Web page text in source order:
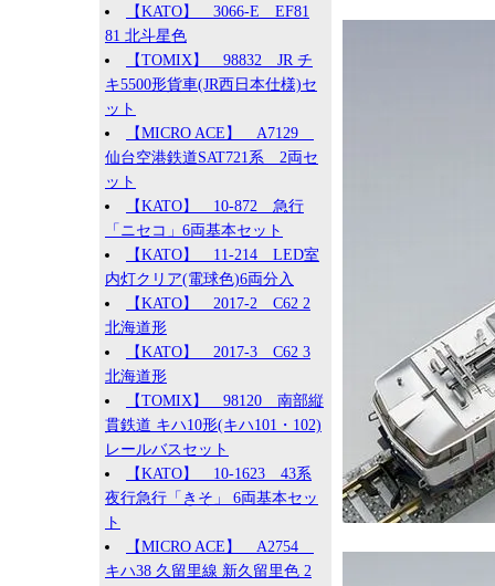
【KATO】 3066-E EF81
81 北斗星色
【TOMIX】 98832 JR チ
キ5500形貨車(JR西日本仕様)セ
ット
【MICRO ACE】 A7129
仙台空港鉄道SAT721系 2両セ
ット
【KATO】 10-872 急行
「ニセコ」6両基本セット
【KATO】 11-214 LED室
内灯クリア(電球色)6両分入
【KATO】 2017-2 C62 2
北海道形
【KATO】 2017-3 C62 3
北海道形
【TOMIX】 98120 南部縦
貫鉄道 キハ10形(キハ101・102)
レールバスセット
【KATO】 10-1623 43系
夜行急行「きそ」 6両基本セッ
ト
【MICRO ACE】 A2754
キハ38 久留里線 新久留里色 2